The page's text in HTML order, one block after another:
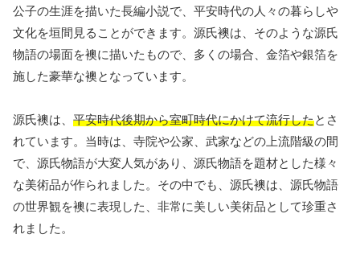
公子の生涯を描いた長編小説で、平安時代の人々の暮らしや
文化を垣間見ることができます。源氏襖は、そのような源氏
物語の場面を襖に描いたもので、多くの場合、金箔や銀箔を
施した豪華な襖となっています。
源氏襖は、 平安時代後期から室町時代にかけて流行したとさ
れています。当時は、寺院や公家、武家などの上流階級の間
で、源氏物語が大変人気があり、源氏物語を題材とした様々
な美術品が作られました。その中でも、源氏襖は、源氏物語
の世界観を襖に表現した、非常に美しい美術品として珍重さ
れました。